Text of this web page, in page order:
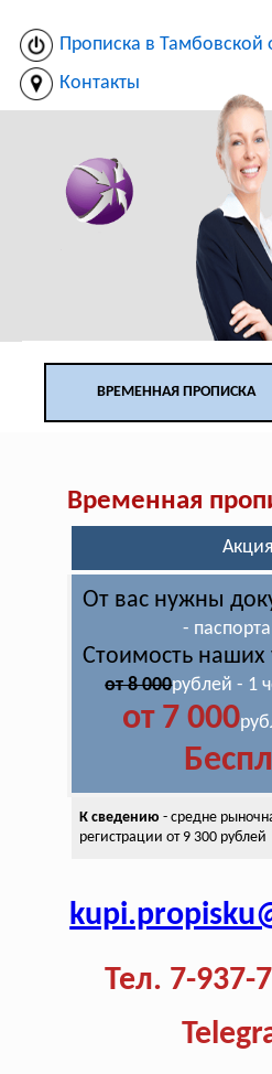
Прописка в Тамбовской
Контакты
ВРЕМЕННАЯ ПРОПИСКА
Временная
Акция
От вас нужны
-
Стоимость наших
от 8 000рублей - 1
от 7 000
К сведению - средне
регистрации от 9 300 рублей
Тел. 7-937-